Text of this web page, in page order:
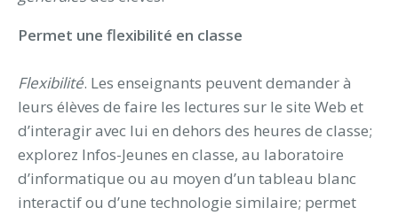
Permet une flexibilité en classe
Flexibilité. Les enseignants peuvent demander à
leurs élèves de faire les lectures sur le site Web et
d’interagir avec lui en dehors des heures de classe;
explorez Infos-Jeunes en classe, au laboratoire
d’informatique ou au moyen d’un tableau blanc
interactif ou d’une technologie similaire; permet